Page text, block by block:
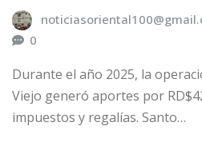
0
Durante el año 2025, la
Viejo generó aportes por
impuestos y regalías. Santo…